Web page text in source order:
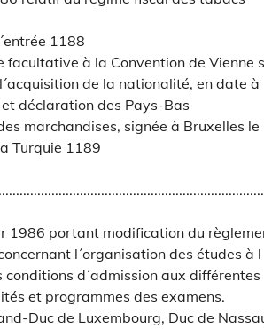
1188
facultative à la Convention de Vienne
de la nationalité, en date à
déclaration des Pays-Bas
marchandises, signée à Bruxelles le
Turquie 1189
1986 portant modification du
l´organisation des études à l
d´admission aux différentes
et programmes des examens.
Duc de Luxembourg, Duc de